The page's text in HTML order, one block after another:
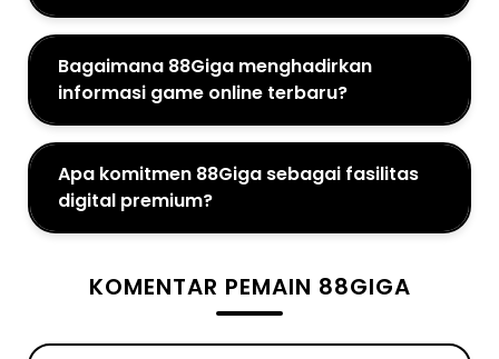
Bagaimana 88Giga menghadirkan
informasi game online terbaru?
Apa komitmen 88Giga sebagai fasilitas
digital premium?
KOMENTAR PEMAIN 88GIGA